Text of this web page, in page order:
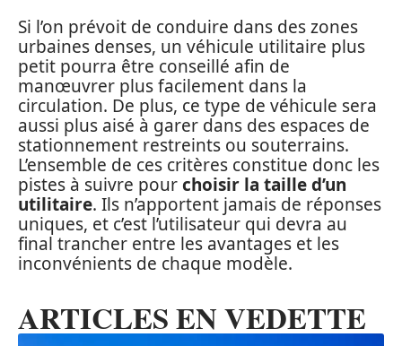
Si l’on prévoit de conduire dans des zones
urbaines denses, un véhicule utilitaire plus
petit pourra être conseillé afin de
manœuvrer plus facilement dans la
circulation. De plus, ce type de véhicule sera
aussi plus aisé à garer dans des espaces de
stationnement restreints ou souterrains.
L’ensemble de ces critères constitue donc les
pistes à suivre pourchoisir la taille d’un
utilitaire. Ils n’apportent jamais de réponses
uniques, et c’est l’utilisateur qui devra au
final trancher entre les avantages et les
inconvénients de chaque modèle.
ARTICLES EN VEDETTE